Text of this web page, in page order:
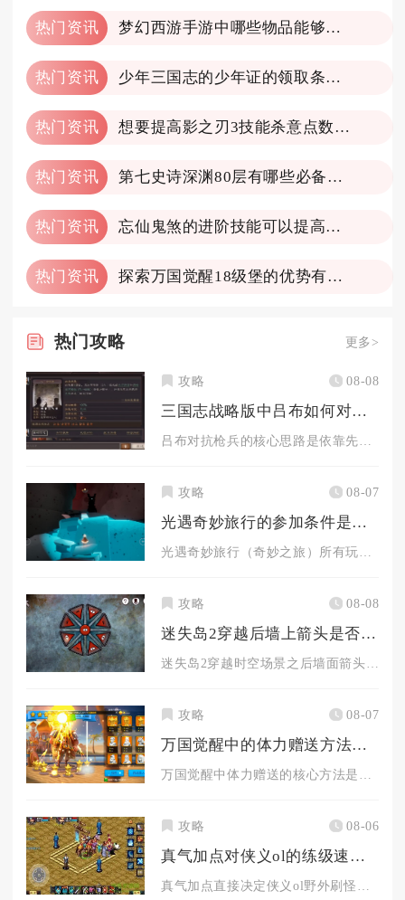
热门资讯 梦幻西游手游中哪些物品能够轻松转化为金币
热门资讯 少年三国志的少年证的领取条件是什么
热门资讯 想要提高影之刃3技能杀意点数该怎么做
热门资讯 第七史诗深渊80层有哪些必备装备
热门资讯 忘仙鬼煞的进阶技能可以提高实力吗
热门资讯 探索万国觉醒18级堡的优势有哪些
热门攻略 更多>
攻略 08-08
三国志战略版中吕布如何对付对方的枪兵
攻略 08-07
光遇奇妙旅行的参加条件是什么
攻略 08-08
迷失岛2穿越后墙上箭头是否有窍门可以解开
攻略 08-07
万国觉醒中的体力赠送方法是什么
攻略 08-06
真气加点对侠义ol的练级速度有何影响